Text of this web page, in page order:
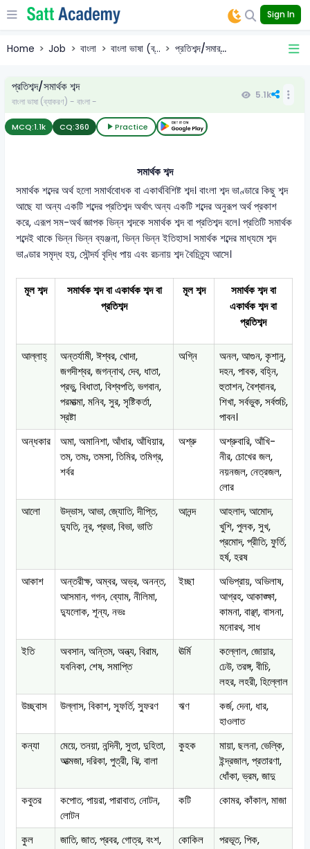
Sign In
Home Job বাংলা বাংলা ভাষা (ব্... প্রতিশব্দ/সমার্...
প্রতিশব্দ/সমার্থক শব্দ
বাংলা ভাষা (ব্যাকরণ) - বাংলা -
5.1k
MCQ:1.1k CQ:360 Practice
সমার্থক শব্দ
সমার্থক শব্দের অর্থ হলো সমার্থবোধক বা একার্থবিশিষ্ট শব্দ। বাংলা শব্দ ভাণ্ডারে কিছু শব্দ
আছে যা অন্য একটি শব্দের প্রতিশব্দ অর্থাৎ অন্য একটি শব্দের অনুরূপ অর্থ প্রকাশ
করে, এরূপ সম-অর্থ জ্ঞাপক ভিন্ন শব্দকে সমার্থক শব্দ বা প্রতিশব্দ বলে। প্রতিটি সমার্থক
শব্দেই থাকে ভিন্ন ভিন্ন ব্যঞ্জনা, ভিন্ন ভিন্ন ইতিহাস। সমার্থক শব্দের মাধ্যমে শব্দ
ভাণ্ডার সমৃদ্ধ হয়, সৌন্দর্য বৃদ্ধি পায় এবং রচনায় শব্দ বৈচিত্র্য আসে।
মূল শব্দ
সমার্থক শব্দ বা একার্থক শব্দ বা
প্রতিশব্দ
মূল শব্দ
সমার্থক শব্দ বা
একার্থক শব্দ বা
প্রতিশব্দ
আল্লাহ্
অন্তর্যামী, ঈশ্বর, খোদা,
জগদীশ্বর, জগন্নাথ, দেব, ধাতা,
প্রভু, বিধাতা, বিশ্বপতি, ভগবান,
পরমাত্মা, মনিব, সুর, সৃষ্টিকর্তা,
স্রষ্টা
অগ্নি
অনল, আগুন, কৃশানু,
দহন, পাবক, বহ্নি,
হুতাশন, বৈশ্বানর,
শিখা, সর্বভুক, সর্বশুচি,
পাবন।
অন্ধকার
অমা, অমানিশা, আঁধার, আঁধিয়ার,
তম, তমঃ, তমসা, তিমির, তমিগ্র,
শর্বর
অশ্রু
অশ্রুবারি, আঁখি-
নীর, চোখের জল,
নয়নজল, নেত্রজল,
লোর
আলো
উদ্ভাস, আভা, জ্যোতি, দীপ্তি,
দ্যুতি, নূর, প্রভা, বিভা, ভাতি
আনন্দ
আহলাদ, আমোদ,
খুশি, পুলক, সুখ,
প্রমোদ, প্রীতি, ফুর্তি,
হর্ষ, হরষ
আকাশ
অন্তরীক্ষ, অম্বর, অভ্র, অনন্ত,
আসমান, গগন, ব্যোম, নীলিমা,
দ্যুলোক, শূন্য, নভঃ
ইচ্ছা
অভিপ্রায়, অভিলাষ,
আগ্রহ, আকাঙ্ক্ষা,
কামনা, বাঞ্ছা, বাসনা,
মনোরথ, সাধ
ইতি
অবসান, অন্তিম, অন্ত্য, বিরাম,
যবনিকা, শেষ, সমাপ্তি
ঊর্মি
কল্লোল, জোয়ার,
ঢেউ, তরঙ্গ, বীচি,
লহর, লহরী, হিল্লোল
উচ্ছ্বাস
উল্লাস, বিকাশ, স্ফূর্তি, স্ফুরণ ঋণ
কর্জ, দেনা, ধার,
হাওলাত
কন্যা
মেয়ে, তনয়া, নন্দিনী, সুতা, দুহিতা,
আত্মজা, দরিকা, পুত্রী, ঝি, বালা
কুহক
মায়া, ছলনা, ভেল্কি,
ইন্দ্রজাল, প্রতারণা,
ধোঁকা, ভ্রম, জাদু
কবুতর
কপোত, পায়রা, পারাবাত, নোটন,
লোটন
কটি কোমর, কাঁকাল, মাজা
কুল
জাতি, জাত, প্রবর, গোত্র, বংশ,
কোকিল
পরভূত, পিক,